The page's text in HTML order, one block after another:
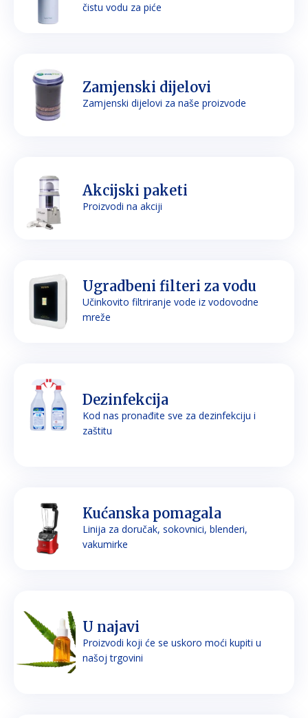
čistu vodu za piće
Zamjenski dijelovi
Zamjenski dijelovi za naše proizvode
Akcijski paketi
Proizvodi na akciji
Ugradbeni filteri za vodu
Učinkovito filtriranje vode iz vodovodne
mreže
Dezinfekcija
Kod nas pronađite sve za dezinfekciju i
zaštitu
Kućanska pomagala
Linija za doručak, sokovnici, blenderi,
vakumirke
U najavi
Proizvodi koji će se uskoro moći kupiti u
našoj trgovini